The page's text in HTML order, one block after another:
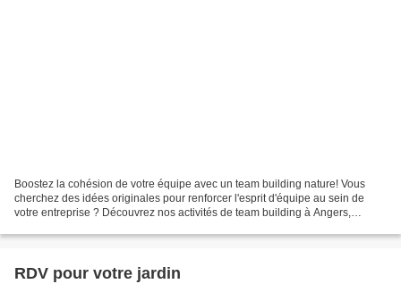
Boostez la cohésion de votre équipe avec un team building nature! Vous
cherchez des idées originales pour renforcer l'esprit d'équipe au sein de
votre entreprise ? Découvrez nos activités de team building à Angers,
RDV pour votre jardin